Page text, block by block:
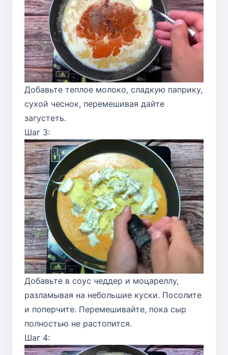
Добавьте теплое молоко, сладкую паприку,
сухой чеснок, перемешивая дайте
загустеть.
Шаг 3:
Добавьте в соус чеддер и моцареллу,
разламывая на небольшие куски. Посолите
и поперчите. Перемешивайте, пока сыр
полностью не растопится.
Шаг 4: